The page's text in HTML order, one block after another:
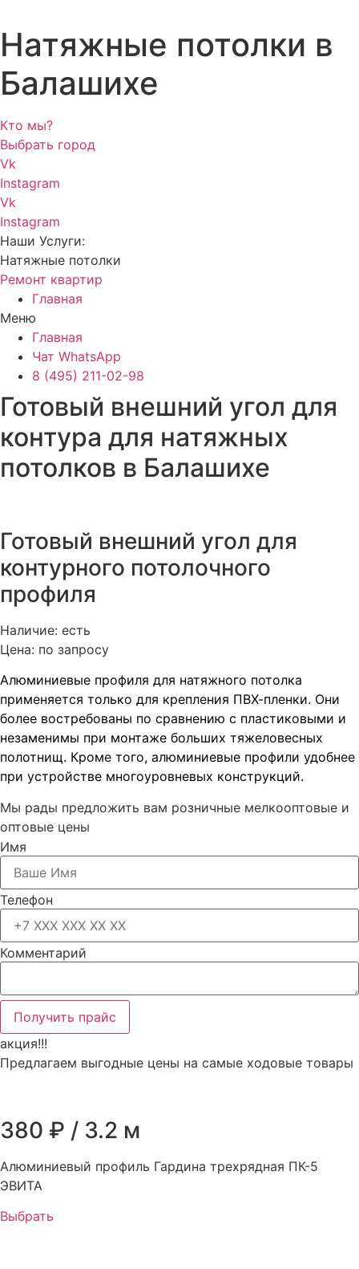
Натяжные потолки в
Балашихе
Кто мы?
Выбрать город
Vk
Instagram
Vk
Instagram
Наши Услуги:
Натяжные потолки
Ремонт квартир
Главная
Меню
Главная
Чат WhatsApp
8 (495) 211-02-98
Готовый внешний угол для
контура для натяжных
потолков в Балашихе
Готовый внешний угол для
контурного потолочного
профиля
Наличие: есть
Цена: по запросу
Алюминиевые профиля для натяжного потолка
применяется только для крепления ПВХ-пленки. Они
более востребованы по сравнению с пластиковыми и
незаменимы при монтаже больших тяжеловесных
полотнищ. Кроме того, алюминиевые профили удобнее
при устройстве многоуровневых конструкций.
Мы рады предложить вам розничные мелкооптовые и
оптовые цены
Имя
Телефон
Комментарий
Получить прайс
акция!!!
Предлагаем выгодные цены на самые ходовые товары
380 ₽ / 3.2 м
Алюминиевый профиль Гардина трехрядная ПК-5
ЭВИТА
Выбрать